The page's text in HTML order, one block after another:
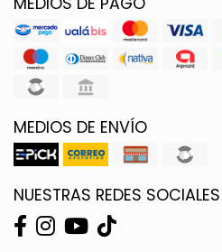
MEDIOS DE ENVÍO
NUESTRAS REDES SOCIALES